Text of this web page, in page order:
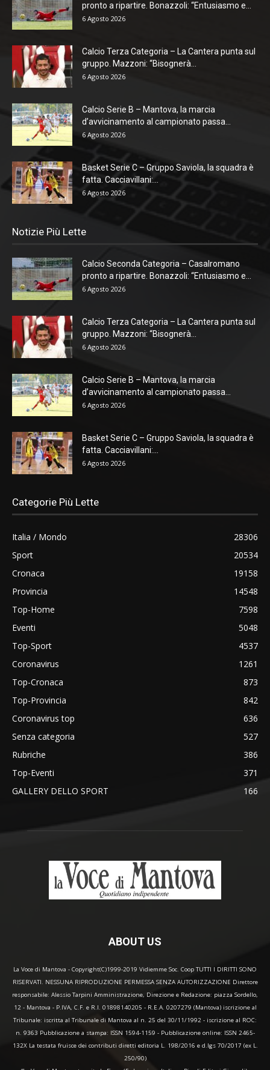
pronto a ripartire. Bonazzoli: “Entusiasmo e...
6 Agosto 2026
Calcio Terza Categoria – La Cantera punta sul
gruppo. Mazzoni: “Bisognerà...
6 Agosto 2026
Calcio Serie B – Mantova, la marcia
d’avvicinamento al campionato passa...
6 Agosto 2026
Basket Serie C – Gruppo Saviola, la squadra è
fatta. Cacciavillani:...
6 Agosto 2026
Notizie Più Lette
Calcio Seconda Categoria – Casalromano
pronto a ripartire. Bonazzoli: “Entusiasmo e...
6 Agosto 2026
Calcio Terza Categoria – La Cantera punta sul
gruppo. Mazzoni: “Bisognerà...
6 Agosto 2026
Calcio Serie B – Mantova, la marcia
d’avvicinamento al campionato passa...
6 Agosto 2026
Basket Serie C – Gruppo Saviola, la squadra è
fatta. Cacciavillani:...
6 Agosto 2026
Categorie Più Lette
Italia / Mondo
28306
Sport
20534
Cronaca
19158
Provincia
14548
Top-Home
7598
Eventi
5048
Top-Sport
4537
Coronavirus
1261
Top-Cronaca
873
Top-Provincia
842
Coronavirus top
636
Senza categoria
527
Rubriche
386
Top-Eventi
371
GALLERY DELLO SPORT
166
ABOUT US
La Voce di Mantova - Copyright(C)1999-2019 Vidiemme Soc. Coop TUTTI I DIRITTI SONO
RISERVATI. NESSUNA RIPRODUZIONE PERMESSA SENZA AUTORIZZAZIONE Direttore
responsabile: Alessio Tarpini Amministrazione, Direzione e Redazione: piazza Sordello,
12 - Mantova - P.IVA, C.F. e R.I. 01898140205 - R.E.A. 0207279 (Mantova) iscrizione al
Tribunale: iscritta al Tribunale di Mantova al n. 25 del 30/11/1992 - iscrizione al ROC:
n. 9363 Pubblicazione a stampa: ISSN 1594-1159 - Pubblicazione online: ISSN 2465-
132X La testata fruisce dei contributi diretti editoria L. 198/2016 e d.lgs 70/2017 (ex L.
250/90)